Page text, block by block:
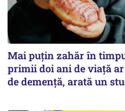
Mai puțin zahăr în
primii doi ani de viață
de demență, arată un